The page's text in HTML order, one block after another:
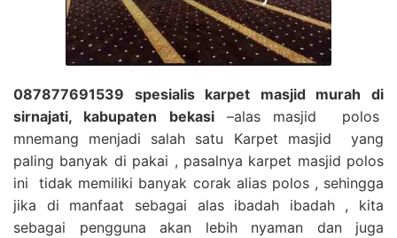
087877691539 spesialis karpet masjid murah di
sirnajati, kabupaten bekasi–alas masjid polos
mnemang menjadi salah satu Karpet masjid yang
paling banyak di pakai , pasalnya karpet masjid polos
ini tidak memiliki banyak corak alias polos , sehingga
jika di manfaat sebagai alas ibadah ibadah , kita
sebagai pengguna akan lebih nyaman dan juga